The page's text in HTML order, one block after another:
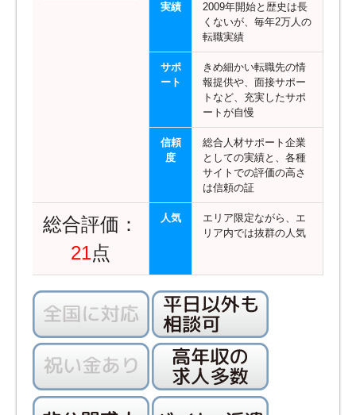
実績
2009年開始と歴史は長
くないが、毎年2万人の
転職実績
サポ
ート
きめ細かい転職先の情
報提供や、面接サポー
トなど、充実したサポ
ートが自慢
信頼
度
総合人材サポート企業
としての実績と、各種
サイトでの評価の高さ
は信頼の証
総合評価：
21点
人気
エリア限定ながら、エ
リア内では抜群の人気